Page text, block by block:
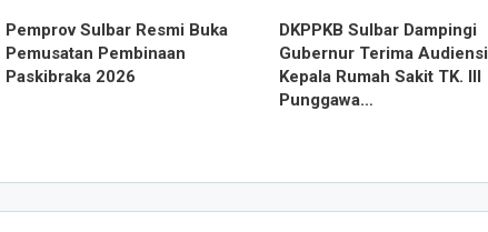
Pemprov Sulbar Resmi Buka
Pemusatan Pembinaan
Paskibraka 2026
DKPPKB Sulbar Dampingi
Gubernur Terima Audiensi
Kepala Rumah Sakit TK. III
Punggawa…